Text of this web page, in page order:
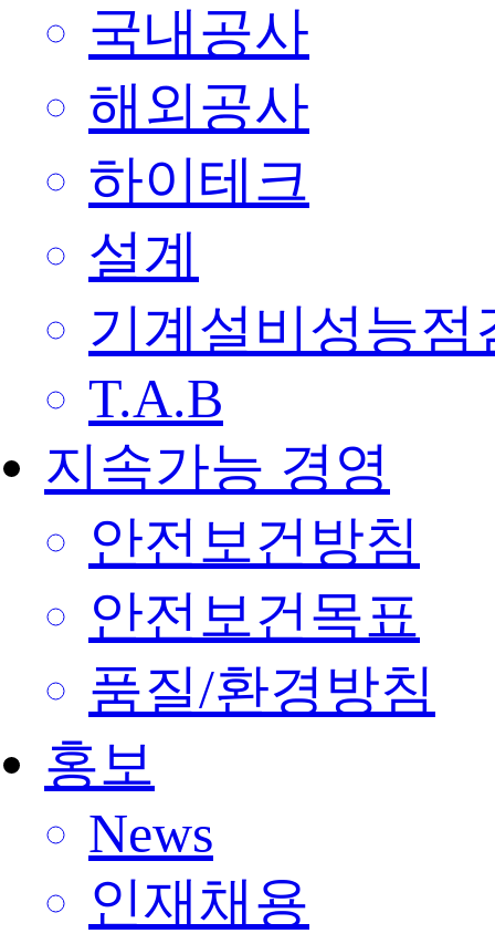
국내공사
해외공사
하이테크
설계
기계설비성능점
T.A.B
지속가능 경영
안전보건방침
안전보건목표
품질/환경방침
홍보
News
인재채용